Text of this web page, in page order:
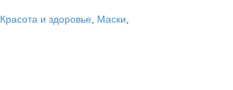
Красота и здоровье Маски